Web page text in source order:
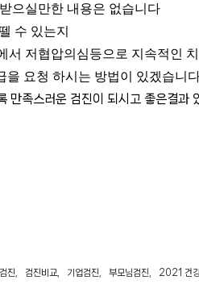
으실만한 내용은 없습니다
수 있는지
서 저협압의심등으로 지속적인
을 요청 하시는 방법이 있겠습니
만족스러운 검진이 되시고 좋은결과
진 검진비교 기업검진 부모님검진 2021 건